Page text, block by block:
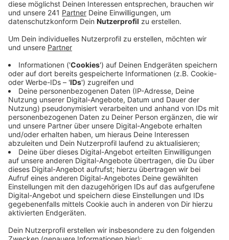
Anzeige
Ab 13 Uhr finden am Skatepark in Wiesdorf
unterschiedliche Workshops für Kinder und
Jugendliche zwischen 10 und 18 Jahren statt. Unter
anderem können die Teilnehmer T-Shirts bedrucken
und lernen Graffitis auf Leinwände zu sprayen.
Außerdem gibt es erstmal einen Nachwuchs-Contest.
Der Gewinner darf einen Versorgerkasten der EVL
besprayen. Wer mitmachen möchte, muss sich vorab
anmelden.
Workshops Graffiti, Airbrushdesign und T-
Shirtdesign im Siebdruckverfahren
Teilnehmen können Kinder / Jugendliche im Alter von